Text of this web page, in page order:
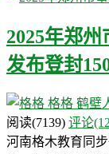
2025年郑
发布登封150
格格 鹤壁
阅读(7139) 评论
河南格木教育同